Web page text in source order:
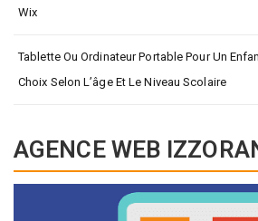
Wix
Tablette Ou Ordinateur Portable Pour Un
Choix Selon L’âge Et Le Niveau Scolaire
AGENCE WEB